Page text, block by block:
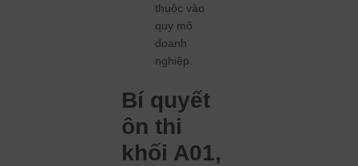
thuộc vào
quy mô
doanh
nghiệp.
Bí quyết
ôn thi
khối A01,